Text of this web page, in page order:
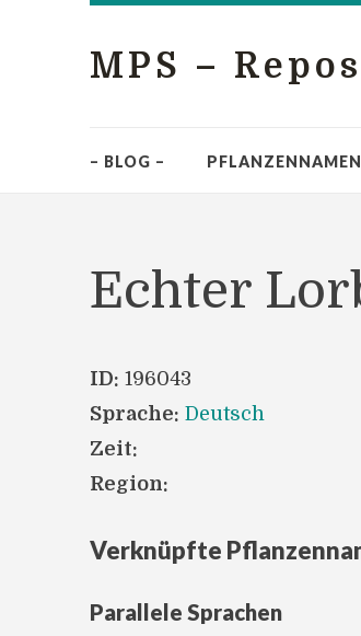
MPS –
– BLOG – PFLANZENNAMEN
Echter
ID: 196043
Sprache: Deutsch
Zeit:
Region:
Verknüpfte
Parallele Sprachen